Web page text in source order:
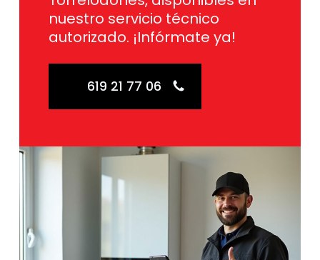
nuestro servicio técnico
autorizado. ¡Infórmate ya!
619 21 77 06